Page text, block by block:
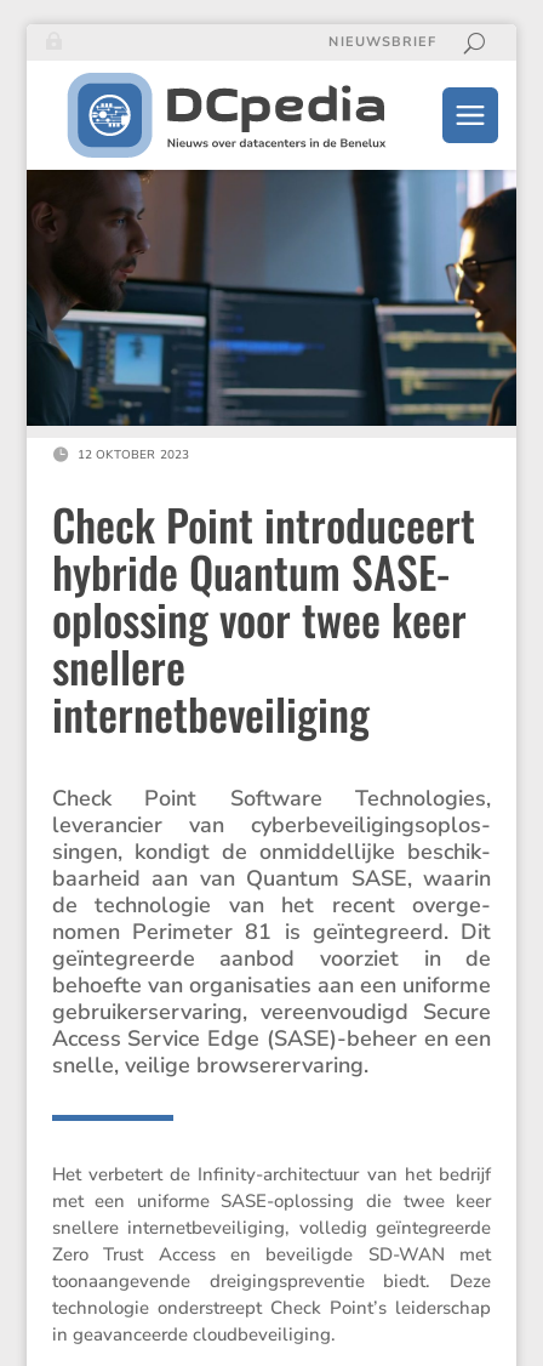
NIEUWSBRIEF
 12 OKTOBER 2023
Check Point introduceert
hybride Quantum SASE-
oplossing voor twee keer
snellere
internetbeveiliging
Check Point Software Techno­lo­gies,
leveran­cier van cyber­be­vei­li­gings­op­los­
singen, kondigt de onmid­del­lijke beschik­
baar­heid aan van Quantum SASE, waarin
de techno­logie van het recent overge­
nomen Perimeter 81 is geïnte­greerd. Dit
geïnte­greerde aanbod voorziet in de
behoefte van organi­sa­ties aan een uniforme
gebrui­ker­s­er­va­ring, vereen­vou­digd Secure
Access Service Edge (SASE)-beheer en een
snelle, veilige browserervaring.
Het verbe­tert de Infinity-archi­tec­tuur van het bedrijf
met een uniforme SASE-oplos­sing die twee keer
snellere inter­net­be­vei­li­ging, volledig geïnte­greerde
Zero Trust Access en bevei­ligde SD-WAN met
toonaan­ge­vende dreigings­pre­ventie biedt. Deze
techno­logie onder­streept Check Point’s leider­schap
in geavan­ceerde cloudbeveiliging.